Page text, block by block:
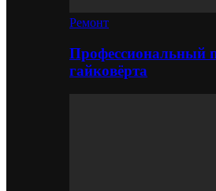
Ремонт
Профессиональный
гайковёрта